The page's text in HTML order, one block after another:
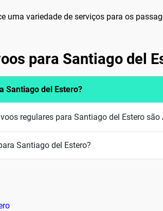
uma variedade de serviços para os
para Santiago del
Santiago del Estero?
regulares para Santiago del Estero
Santiago del Estero?